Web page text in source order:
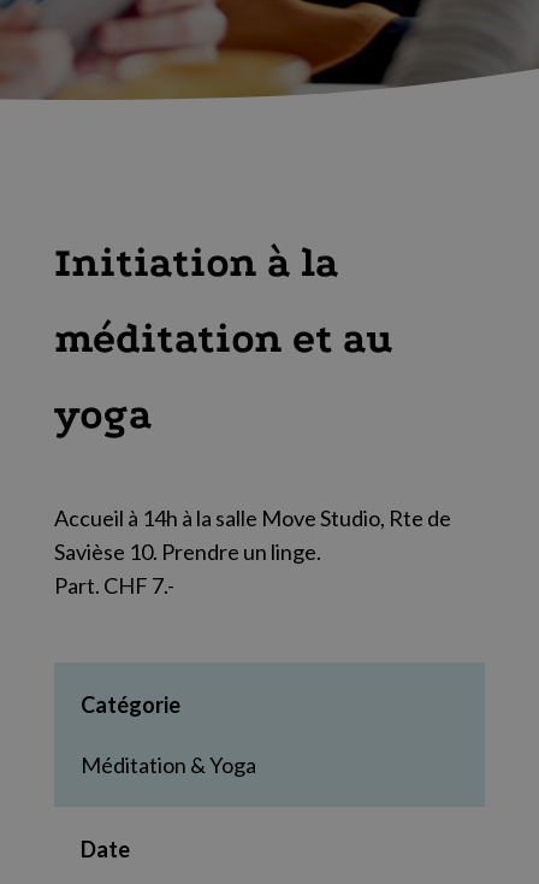
Initiation à la
méditation et au
yoga
Accueil à 14h à la salle Move Studio, Rte de
Savièse 10. Prendre un linge.
Part. CHF 7.-
Catégorie
Méditation & Yoga
Date